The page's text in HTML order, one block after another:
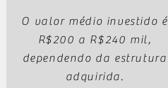
O valor médio investido é
R$200 a R$240 mil,
dependendo da estrutura
adquirida.